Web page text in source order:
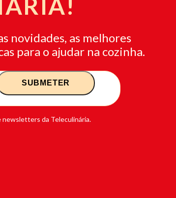
novidades, as melhores
para o ajudar na cozinha.
da Teleculinária.